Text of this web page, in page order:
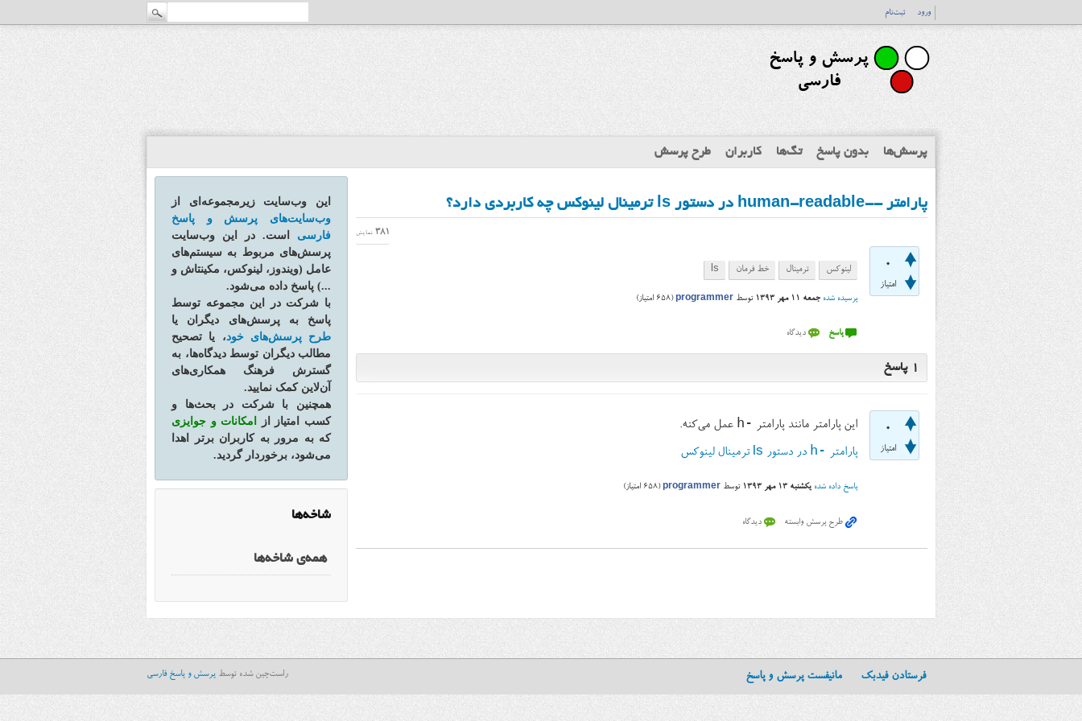
ورود ثبت‌نام
پرسش‌ها بدون پاسخ تگ‌ها کاربران طرح پرسش
این وب‌سایت زیرمجموعه‌ای از
وب‌سایت‌های پرسش و پاسخ
فارسی است. در این وب‌سایت
پرسش‌های مربوط به سیستم‌های
عامل (ویندوز، لینوکس، مکینتاش و
...) پاسخ داده می‌شود.
با شرکت در این مجموعه توسط
پاسخ به پرسش‌های دیگران یا
طرح پرسش‌های خود، یا تصحیح
مطالب دیگران توسط دیدگاه‌ها، به
گسترش فرهنگ همکاری‌های
آن‌لاین کمک نمایید.
همچنین با شرکت در بحث‌ها و
کسب امتیاز از
امکانات و جوایزی
که به مرور به کاربران برتر اهدا
می‌شود، برخوردار گردید.
شاخه‌ها
همه‌ی شاخه‌ها
پارامتر --human-readable در دستور ls ترمینال لینوکس چه کاربردی دارد؟
0
امتیاز
381 نمایش
لینوکس ترمینال خط فرمان ls
پرسیده شده جمعه ۱۱ مهر ۱۳۹۳ توسط programmer
(
658 امتیاز)
1 پاسخ
0
امتیاز
این پارامتر مانند پارامتر -h
عمل می‌کنه.
پارامتر -h در دستور ls ترمینال لینوکس
پاسخ داده شده یکشنبه ۱۳ مهر ۱۳۹۳ توسط programmer
(
658 امتیاز)
فرستادن فیدبک مانیفست پرسش و پاسخ راست‌چین شده توسط پرسش و پاسخ فارسی